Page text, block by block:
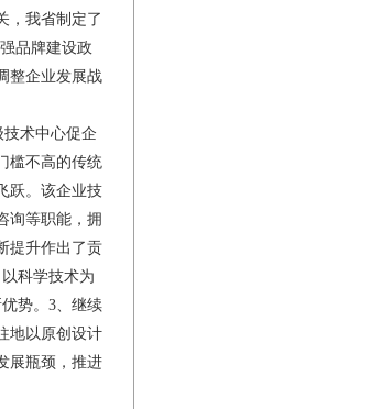
，我省制定了
品牌建设政
整企业发展战
术中心促企
槛不高的传统
跃。该企业技
询等职能，拥
提升作出了贡
科学技术为
势。3、继续
地以原创设计
展瓶颈，推进